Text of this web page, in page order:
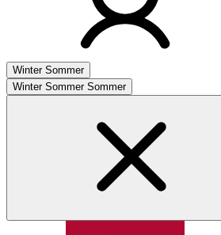
Winter Sommer
Winter Sommer Sommer